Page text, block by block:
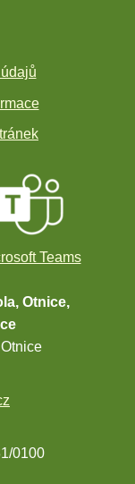
Teams
Otnice,
0100